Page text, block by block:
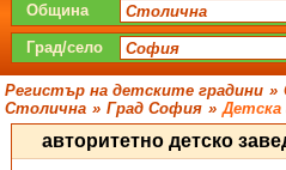
Община
Град/село
Регистър на детските градини »
Столична » Град София » Детска
авторитетно детско